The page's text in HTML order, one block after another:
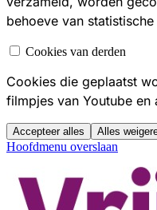
behoeve van statistische
Cookies van derden
Cookies die geplaatst
filmpjes van Youtube en
Accepteer alles Alles
Hoofdmenu overslaan